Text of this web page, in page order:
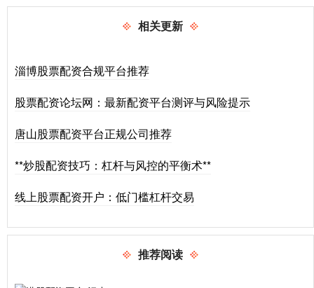
相关更新
淄博股票配资合规平台推荐
股票配资论坛网：最新配资平台测评与风险提示
唐山股票配资平台正规公司推荐
**炒股配资技巧：杠杆与风控的平衡术**
线上股票配资开户：低门槛杠杆交易
推荐阅读